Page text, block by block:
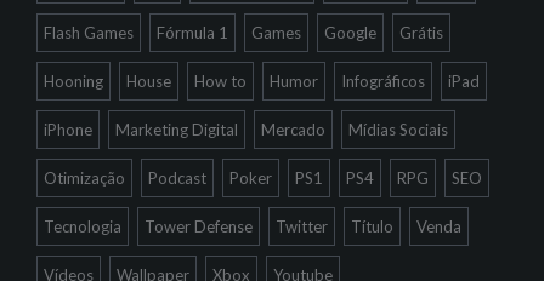
Flash Games Fórmula 1 Games Google Grátis
Hooning House How to Humor Infográficos iPad
iPhone Marketing Digital Mercado Mídias Sociais
Otimização Podcast Poker PS1 PS4 RPG SEO
Tecnologia Tower Defense Twitter Título Venda
Vídeos Wallpaper Xbox Youtube